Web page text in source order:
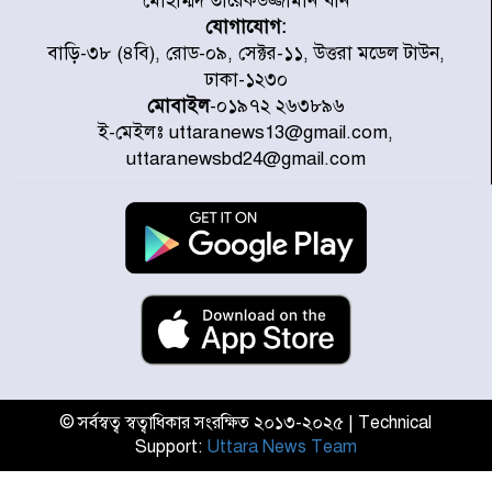
ডিএমপির অভিযানে ২৪ ঘণ্টায় গ্রেপ্তার
৫০৪, উদ্ধার মাদক-অস্ত্র
সন্দ্বীপের চরে বিপদে পড়া কচ্ছপ উদ্ধার
সাগরে অবমুক্ত
মাতারবাড়ী পৌঁছে নির্ধারিত কর্মসূচিতে
যোগ দিয়েছেন প্রধানমন্ত্রী
জাতীয় সাংবাদিক সংস্থার পিরোজপুর
গণঅভ্যুত্থানের তথ্য বিশ্বমিডিয়ায় পৌঁছে
যোগাযোগ:
বাড়ি-৩৮ (৪বি), রোড-০৯, সেক্টর-১১, উত্তরা মডেল টাউন,
ঢাকা-১২৩০
মোবাইল-০১৯৭২ ২৬৩৮৯৬
ই-মেইলঃ uttaranews13@gmail.com,
uttaranewsbd24@gmail.com
© সর্বস্বত্ব স্বত্বাধিকার সংরক্ষিত ২০১৩-২০২৫ | Technical
Support: Uttara News Team